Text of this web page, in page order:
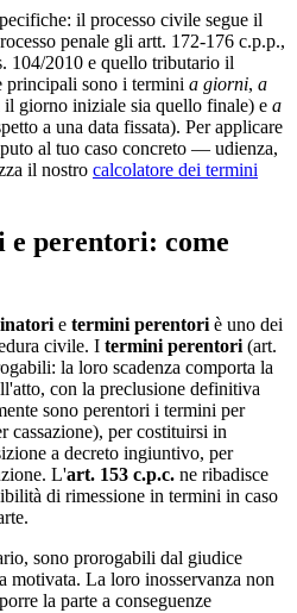
il processo civile segue il
penale gli artt. 172-176 c.p.p.,
104/2010 e quello tributario il
sono i termini a giorni, a
il giorno iniziale sia quello finale) e a
a una data fissata). Per applicare
al tuo caso concreto — udienza,
il nostro calcolatore dei termini
perentori: come
e termini perentori è uno dei
civile. I termini perentori (art.
la loro scadenza comporta la
con la preclusione definitiva
sono perentori i termini per
cassazione), per costituirsi in
a decreto ingiuntivo, per
L'art. 153 c.p.c. ne ribadisce
di rimessione in termini in caso
sono prorogabili dal giudice
motivata. La loro inosservanza non
la parte a conseguenze